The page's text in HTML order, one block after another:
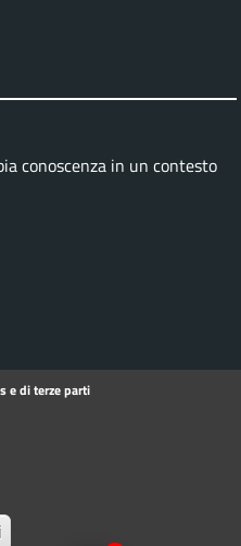
conoscenza in un contesto
e di terze parti